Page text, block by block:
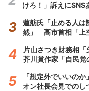
けろ！」訴えにSNS
蓮舫氏「止める人は
然」 高市首相「上
片山さつき財務相
芥川賞作家「自民党
「想定外でいいの
オン社長会見でのし